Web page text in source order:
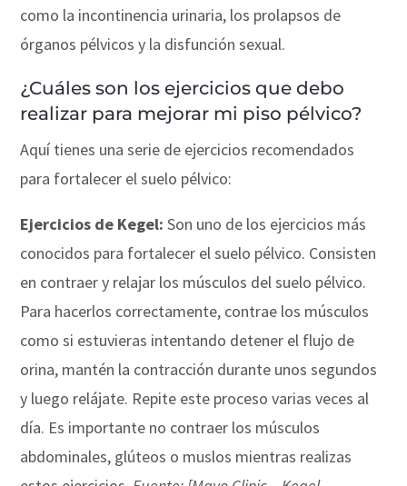
como la incontinencia urinaria, los prolapsos de
órganos pélvicos y la disfunción sexual.
¿Cuáles son los ejercicios que debo
realizar para mejorar mi piso pélvico?
Aquí tienes una serie de ejercicios recomendados
para fortalecer el suelo pélvico:
Ejercicios de Kegel: Son uno de los ejercicios más
conocidos para fortalecer el suelo pélvico. Consisten
en contraer y relajar los músculos del suelo pélvico.
Para hacerlos correctamente, contrae los músculos
como si estuvieras intentando detener el flujo de
orina, mantén la contracción durante unos segundos
y luego relájate. Repite este proceso varias veces al
día. Es importante no contraer los músculos
abdominales, glúteos o muslos mientras realizas